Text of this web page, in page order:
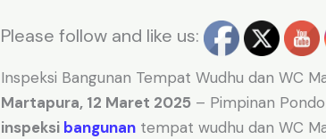
Please follow and like us:
Inspeksi Bangunan Tempat Wudhu dan WC
Martapura, 12 Maret 2025 – Pimpinan
inspeksi bangunan tempat wudhu dan WC